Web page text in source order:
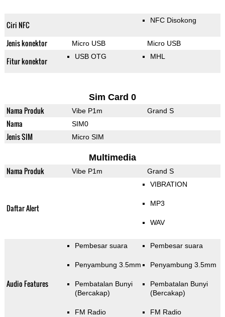
Ciri NFC NFC Disokong
Jenis konektor Micro USB Micro USB
Fitur konektor USB OTG MHL
Sim Card 0
Nama Produk Vibe P1m Grand S
Nama SIM0
Jenis SIM Micro SIM
Multimedia
Nama Produk Vibe P1m Grand S
Daftar Alert
VIBRATION
MP3
WAV
Audio Features
Pembesar suara
Penyambung 3.5mm
Pembatalan Bunyi
(Bercakap)
FM Radio
Pembesar suara
Penyambung 3.5mm
Pembatalan Bunyi
(Bercakap)
FM Radio